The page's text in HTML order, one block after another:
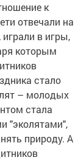
к
отвечали на
в игры,
которым
стало
– молодых
стала
"эколятами",
природу. А